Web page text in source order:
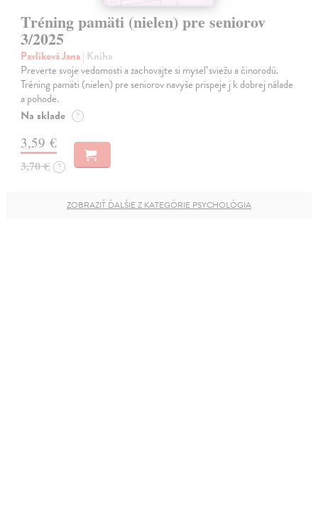
Tréning pamäti (nielen) pre seniorov
3/2025
Pavlíková Jana| Kniha
Preverte svoje vedomosti a zachovajte si myseľ sviežu a činorodú.
Tréning pamäti (nielen) pre seniorov navyše prispeje j k dobrej nálade
a pohode.
Na sklade ?
3,59 €
3,70 € ?
ZOBRAZIŤ ĎALŠIE Z KATEGÓRIE PSYCHOLÓGIA